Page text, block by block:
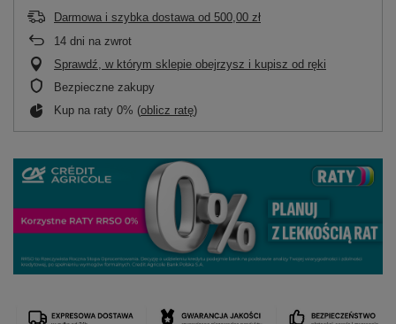
Darmowa i szybka dostawa od 500,00 zł
14 dni na zwrot
Sprawdź, w którym sklepie obejrzysz i kupisz od ręki
Bezpieczne zakupy
Kup na raty 0% (oblicz ratę)